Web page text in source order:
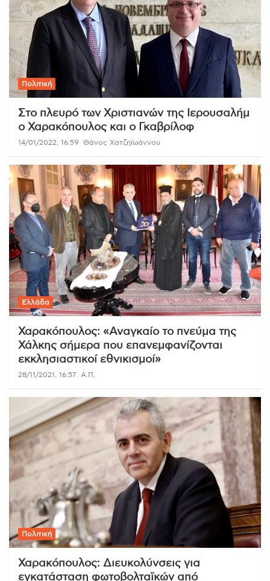
Πολιτική
Στο πλευρό των Xριστιανών της Ιερουσαλήμ
ο Χαρακόπουλος και ο Γκαβρίλοφ
14/01/2022, 16:59 Θάνος Χατζηϊωάννου
Ελλάδα
Χαρακόπουλος: «Αναγκαίο το πνεύμα της
Χάλκης σήμερα που επανεμφανίζονται
εκκλησιαστικοί εθνικισμοί»
28/11/2021, 16:57 Α.Π.
Πολιτική
Χαρακόπουλος: Διευκολύνσεις για
εγκατάσταση φωτοβολταϊκών από